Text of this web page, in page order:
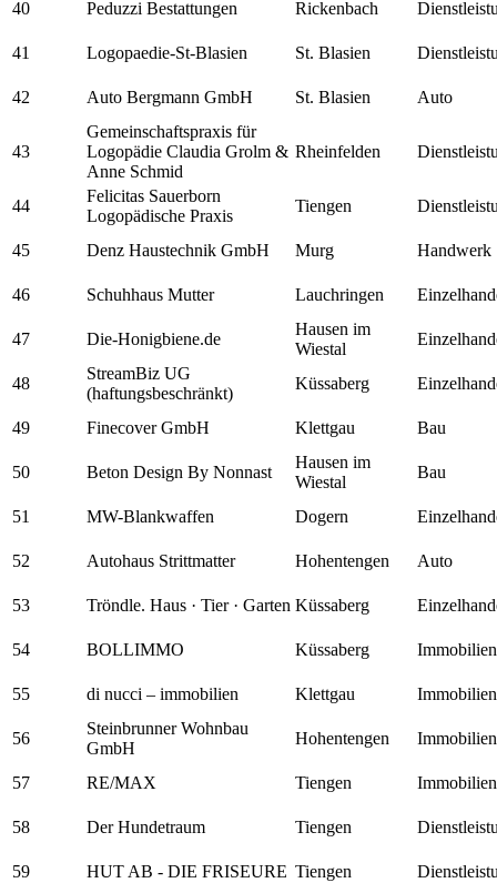
40 Peduzzi Bestattungen Rickenbach
41 Logopaedie-St-Blasien St. Blasien
42 Auto Bergmann GmbH St. Blasien Auto
43
Gemeinschaftspraxis für
Logopädie Claudia Grolm &
Anne Schmid
Rheinfelden
44
Felicitas Sauerborn
Logopädische Praxis
Tiengen
45 Denz Haustechnik GmbH Murg Handwerk
46 Schuhhaus Mutter Lauchringen
47 Die-Honigbiene.de
Hausen im
Wiestal
48
StreamBiz UG
(haftungsbeschränkt)
Küssaberg
49 Finecover GmbH Klettgau Bau
50 Beton Design By Nonnast
Hausen im
Wiestal
Bau
51 MW-Blankwaffen Dogern
52 Autohaus Strittmatter Hohentengen Auto
53 Tröndle. Haus · Tier · Garten Küssaberg
54 BOLLIMMO Küssaberg Immobilien
55 di nucci – immobilien Klettgau Immobilien
56
Steinbrunner Wohnbau
GmbH
Hohentengen Immobilien
57 RE/MAX Tiengen Immobilien
58 Der Hundetraum Tiengen
59 HUT AB - DIE FRISEURE Tiengen